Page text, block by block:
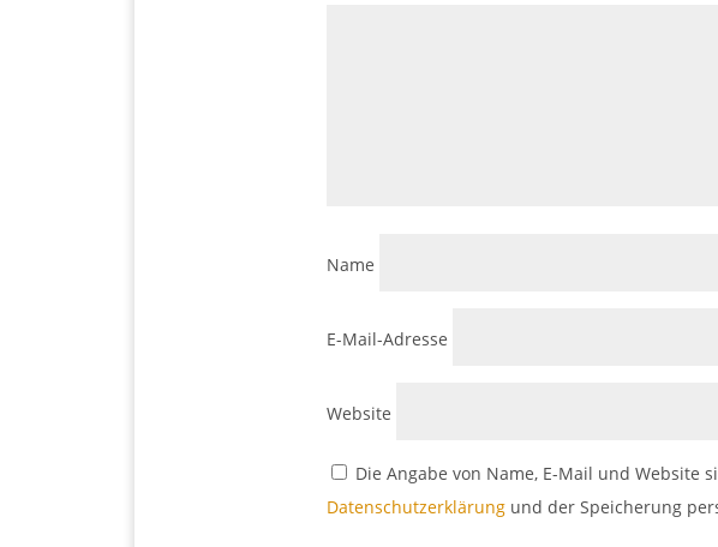
Name
E-Mail-Adresse
Website
Die Angabe von Name, E-Mail und
Datenschutzerklärung und der Speicherung